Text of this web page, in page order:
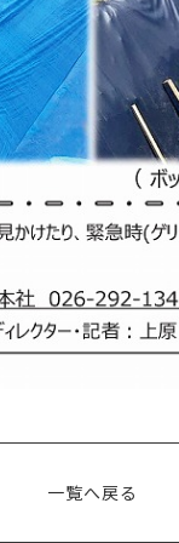
一覧へ戻る